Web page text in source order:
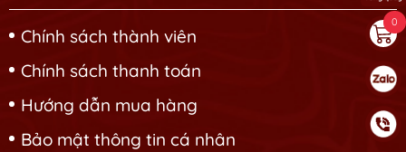
Chính sách thành viên
Chính sách thanh toán
Hướng dẫn mua hàng
Bảo mật thông tin cá nhân
0